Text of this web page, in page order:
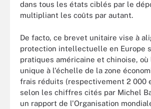
dans tous les états ciblés par le
multipliant les coûts par autant.
De facto, ce brevet unitaire vise à
protection intellectuelle en Europe
pratiques américaine et chinoise,
unique à l'échelle de la zone
frais réduits (respectivement 2 000
selon les chiffres cités par Michel
un rapport de l'Organisation